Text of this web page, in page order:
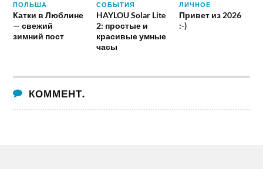
ПОЛЬША
Катки в Люблине
— свежий
зимний пост
СОБЫТИЯ
HAYLOU Solar Lite
2: простые и
красивые умные
часы
ЛИЧНОЕ
Привет из 2026
:-)
КОММЕНТ.